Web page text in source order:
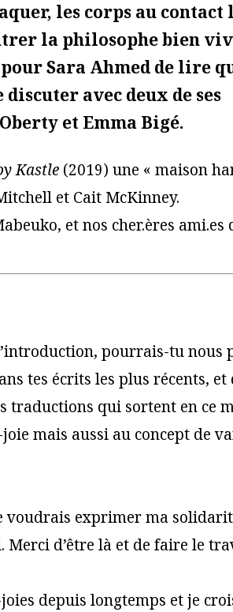
les corps au contact
la philosophe bien
pour Sara Ahmed de lire
avec deux de ses
et Emma Bigé.
Kastle (2019) une « maison
et Cait McKinney.
et nos cher.ères ami.es
pourrais-tu nous
tes écrits les plus récents,
traductions qui sortent en ce
mais aussi au concept de
voudrais exprimer ma
Merci d’être là et de faire le
depuis longtemps et je